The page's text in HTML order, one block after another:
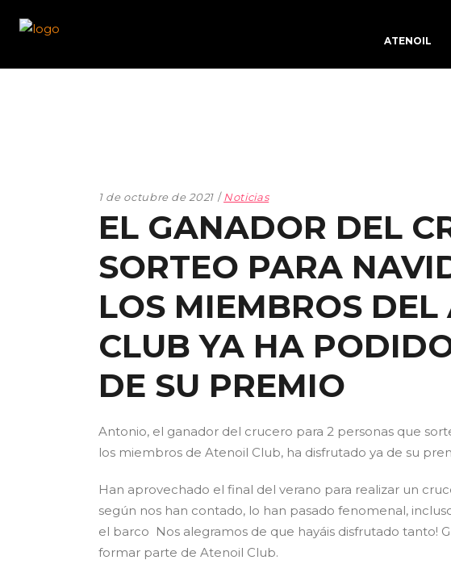
ATENOIL
1 de octubre de 2021 Noticias
EL GANADOR DEL
SORTEO PARA
LOS MIEMBROS
CLUB YA HA
DE SU PREMIO
Antonio, el ganador del crucero para 2 personas que
los miembros de Atenoil Club, ha disfrutado ya de su
Han aprovechado el final del verano para realizar un
según nos han contado, lo han pasado fenomenal,
el barco Nos alegramos de que hayáis disfrutado tanto!
formar parte de Atenoil Club.